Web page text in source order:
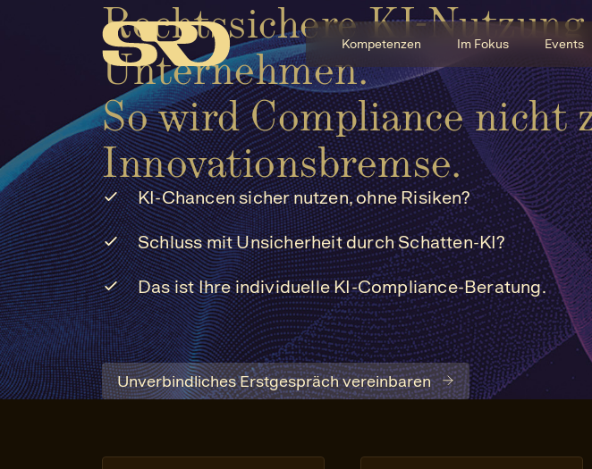
Kompetenzen Im Fokus Events
Rechtssichere KI-
Unternehmen.
So wird Compliance nicht
Innovationsbremse.
KI-Chancen sicher nutzen, ohne Risiken?
Schluss mit Unsicherheit durch Schatten-KI?
Das ist Ihre individuelle KI-Compliance-Beratung.
Unverbindliches Erstgespräch vereinbaren